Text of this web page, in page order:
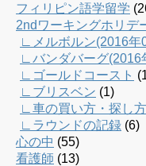
フィリピン語学留学
2ndワーキングホリデ
∟メルボルン(2016年
∟バンダバーグ(2016
∟ゴールドコースト
∟ブリスベン (1)
∟車の買い方・探し
∟ラウンドの記録 (6)
心の中 (55)
看護師 (13)